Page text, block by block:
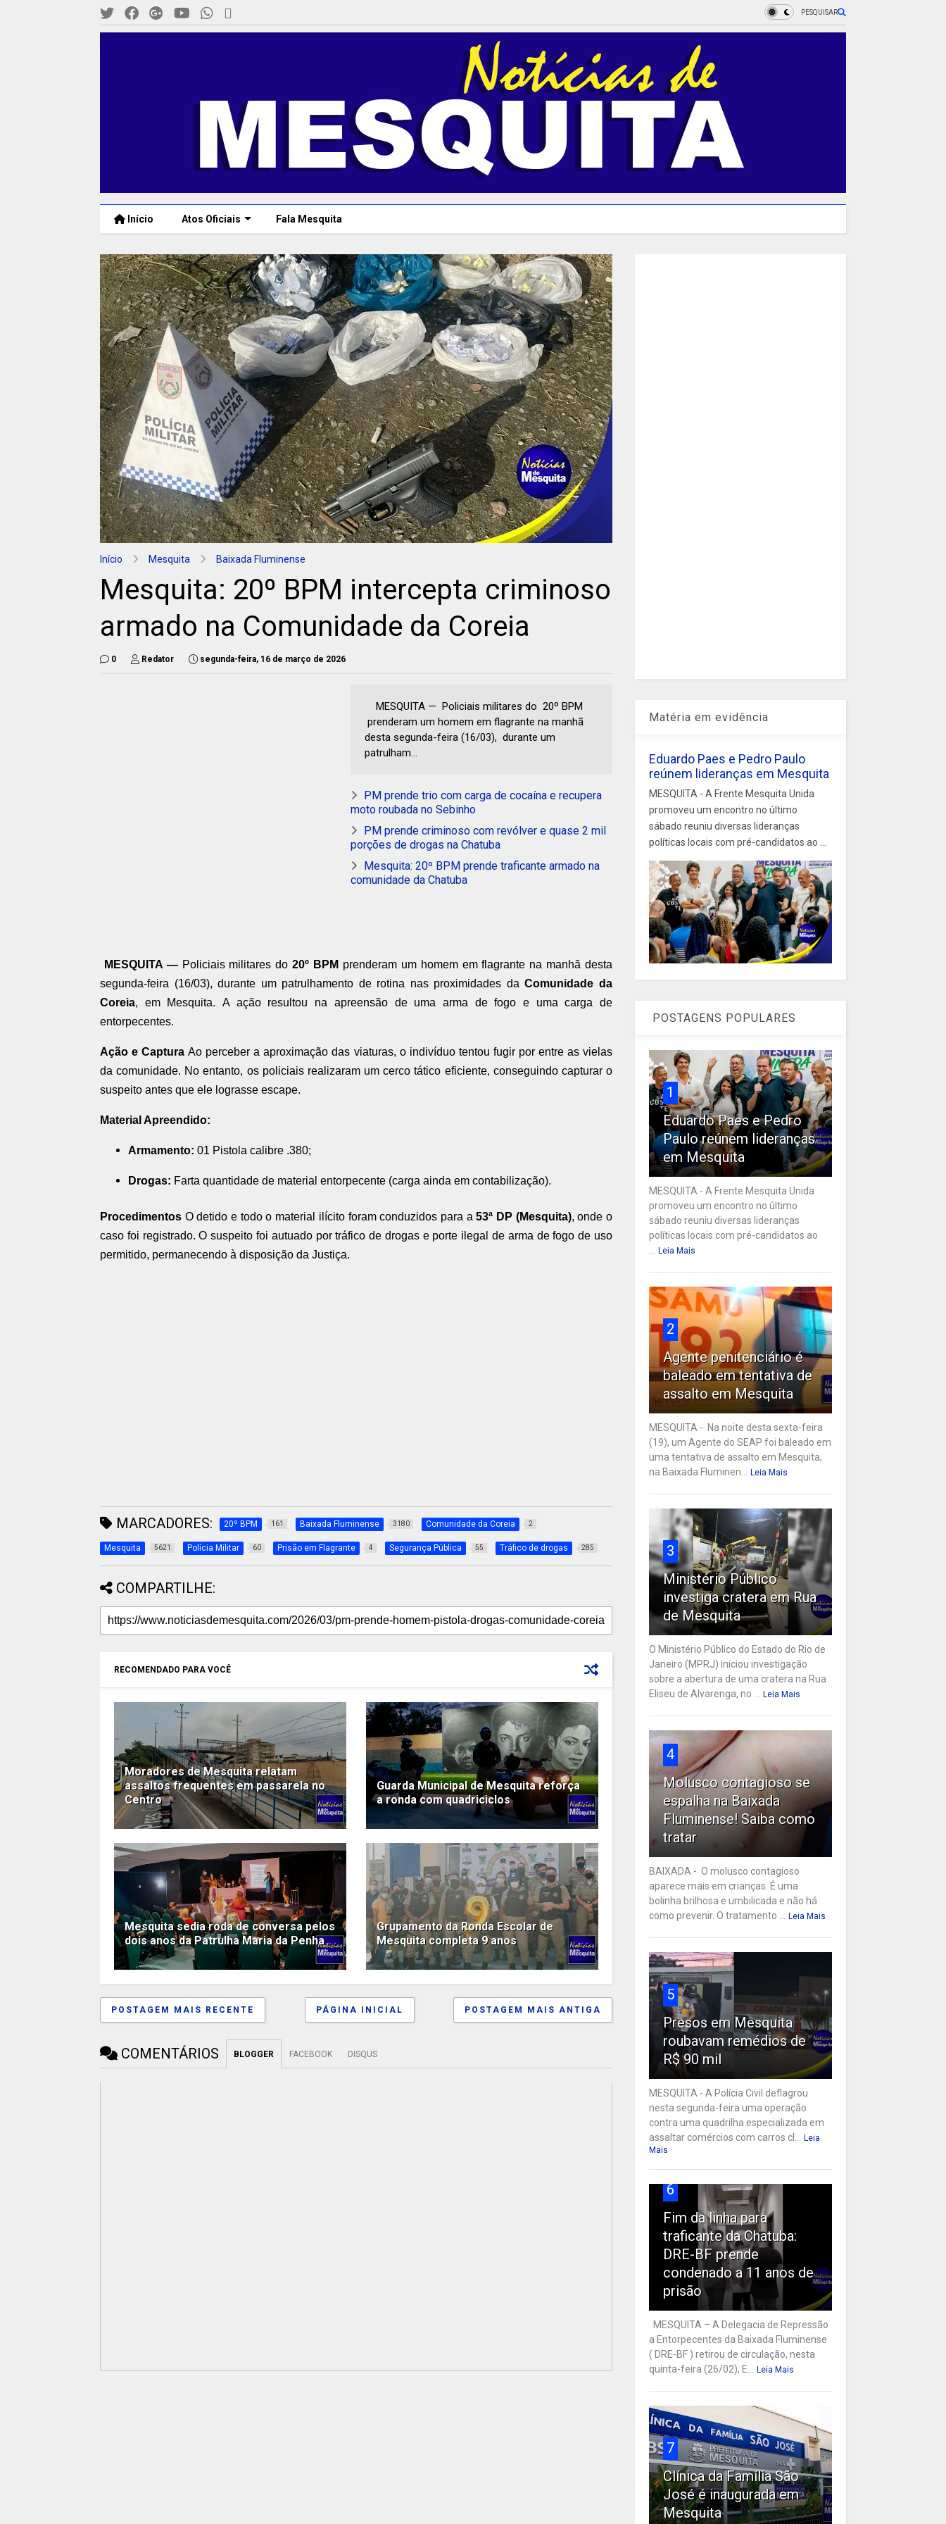
PESQUISAR
Início Atos Oficiais Fala Mesquita
Início Mesquita Baixada Fluminense
Mesquita: 20º BPM intercepta criminoso
armado na Comunidade da Coreia
0 Redator segunda-feira, 16 de março de 2026
MESQUITA — Policiais militares do 20º BPM
prenderam um homem em flagrante na manhã
desta segunda-feira (16/03), durante um
patrulham...
PM prende trio com carga de cocaína e recupera
moto roubada no Sebinho
PM prende criminoso com revólver e quase 2 mil
porções de drogas na Chatuba
Mesquita: 20º BPM prende traficante armado na
comunidade da Chatuba
MESQUITA —Policiais militares do20º BPM prenderam um homem em flagrante na manhã desta
segunda-feira (16/03), durante um patrulhamento de rotina nas proximidades daComunidade da
Coreia, em Mesquita. A ação resultou na apreensão de uma arma de fogo e uma carga de
entorpecentes.
Ação e Captura Ao perceber a aproximação das viaturas, o indivíduo tentou fugir por entre as vielas
da comunidade. No entanto, os policiais realizaram um cerco tático eficiente, conseguindo capturar o
suspeito antes que ele lograsse escape.
Material Apreendido:
Armamento: 01 Pistola calibre .380;
Drogas: Farta quantidade de material entorpecente (carga ainda em contabilização).
Procedimentos O detido e todo o material ilícito foram conduzidos para a53ª DP (Mesquita), onde o
caso foi registrado. O suspeito foi autuado por tráfico de drogas e porte ilegal de arma de fogo de uso
permitido, permanecendo à disposição da Justiça.
MARCADORES: 20º BPM 161 Baixada Fluminense 3180 Comunidade da Coreia 2
Mesquita 5621 Polícia Militar 60 Prisão em Flagrante 4 Segurança Pública 55 Tráfico de drogas 285
COMPARTILHE:
RECOMENDADO PARA VOCÊ
Moradores de Mesquita relatam
assaltos frequentes em passarela no
Centro
Guarda Municipal de Mesquita reforça
a ronda com quadriciclos
Mesquita sedia roda de conversa pelos
dois anos da Patrulha Maria da Penha
Grupamento da Ronda Escolar de
Mesquita completa 9 anos
POSTAGEM MAIS RECENTE POSTAGEM MAIS ANTIGA
PÁGINA INICIAL
COMENTÁRIOS BLOGGER FACEBOOK DISQUS
Matéria em evidência
Eduardo Paes e Pedro Paulo
reúnem lideranças em Mesquita
MESQUITA - A Frente Mesquita Unida
promoveu um encontro no último
sábado reuniu diversas lideranças
políticas locais com pré-candidatos ao ...
POSTAGENS POPULARES
1
Eduardo Paes e Pedro
Paulo reúnem lideranças
em Mesquita
MESQUITA - A Frente Mesquita Unida
promoveu um encontro no último
sábado reuniu diversas lideranças
políticas locais com pré-candidatos ao
... Leia Mais
2
Agente penitenciário é
baleado em tentativa de
assalto em Mesquita
MESQUITA - Na noite desta sexta-feira
(19), um Agente do SEAP foi baleado em
uma tentativa de assalto em Mesquita,
na Baixada Fluminen... Leia Mais
3
Ministério Público
investiga cratera em Rua
de Mesquita
O Ministério Público do Estado do Rio de
Janeiro (MPRJ) iniciou investigação
sobre a abertura de uma cratera na Rua
Eliseu de Alvarenga, no ... Leia Mais
4
Molusco contagioso se
espalha na Baixada
Fluminense! Saiba como
tratar
BAIXADA - O molusco contagioso
aparece mais em crianças. É uma
bolinha brilhosa e umbilicada e não há
como prevenir. O tratamento ... Leia Mais
5
Presos em Mesquita
roubavam remédios de
R$ 90 mil
MESQUITA - A Polícia Civil deflagrou
nesta segunda-feira uma operação
contra uma quadrilha especializada em
assaltar comércios com carros cl... Leia
Mais
6
Fim da linha para
traficante da Chatuba:
DRE-BF prende
condenado a 11 anos de
prisão
MESQUITA – A Delegacia de Repressão
a Entorpecentes da Baixada Fluminense
( DRE-BF ) retirou de circulação, nesta
quinta-feira (26/02), E... Leia Mais
7
Clínica da Família São
José é inaugurada em
Mesquita